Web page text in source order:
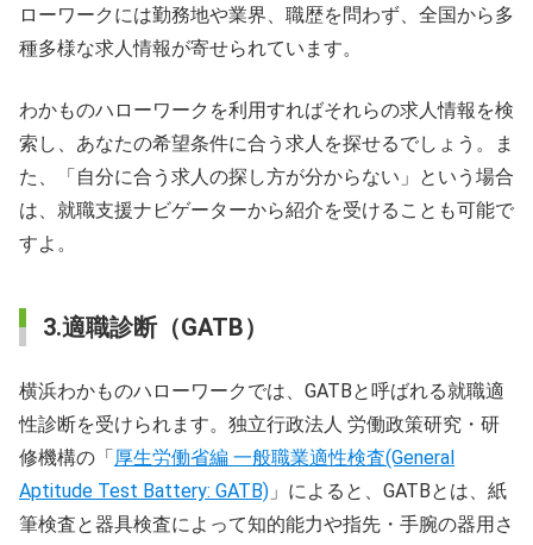
ローワークには勤務地や業界、職歴を問わず、全国から多
種多様な求人情報が寄せられています。
わかものハローワークを利用すればそれらの求人情報を検
索し、あなたの希望条件に合う求人を探せるでしょう。ま
た、「自分に合う求人の探し方が分からない」という場合
は、就職支援ナビゲーターから紹介を受けることも可能で
すよ。
3.適職診断（GATB）
横浜わかものハローワークでは、GATBと呼ばれる就職適
性診断を受けられます。独立行政法人 労働政策研究・研
修機構の「 厚生労働省編 一般職業適性検査(General
Aptitude Test Battery: GATB) 」によると、GATBとは、紙
筆検査と器具検査によって知的能力や指先・手腕の器用さ